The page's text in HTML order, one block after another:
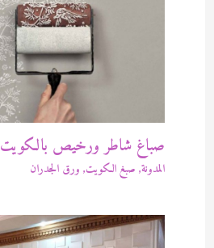
صباغ شاطر ورخيص بالكويت 94471713
المدونة, صبغ الكويت, ورق الجدران